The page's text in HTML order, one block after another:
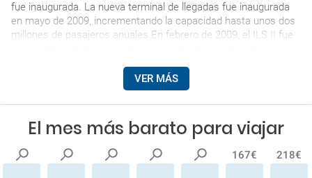
fue inaugurada. La nueva terminal de llegadas fue inaugurada
en mayo de 2009, incrementando la capacidad hasta unos dos
millones de pasajeros anuales.En febrero de 2009, el ILS II fue
VER MÁS
El mes más barato para viajar
167€ 218€